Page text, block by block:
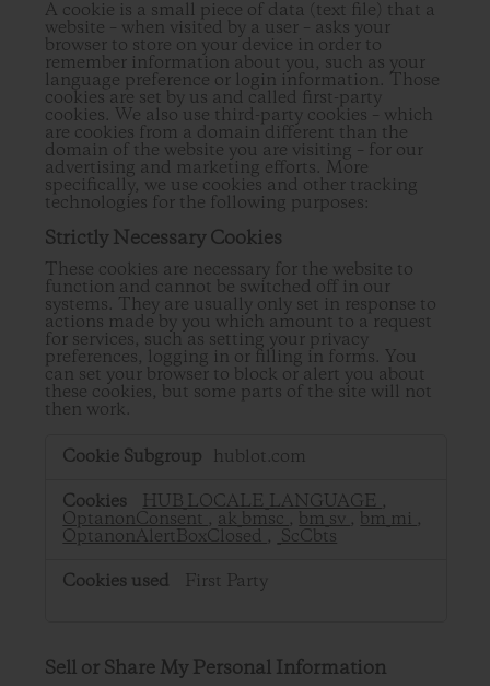
A cookie is a small piece of data (text file) that a
website – when visited by a user – asks your
browser to store on your device in order to
remember information about you, such as your
language preference or login information. Those
cookies are set by us and called first-party
cookies. We also use third-party cookies – which
are cookies from a domain different than the
domain of the website you are visiting – for our
advertising and marketing efforts. More
specifically, we use cookies and other tracking
technologies for the following purposes:
Strictly Necessary Cookies
These cookies are necessary for the website to
function and cannot be switched off in our
systems. They are usually only set in response to
actions made by you which amount to a request
for services, such as setting your privacy
preferences, logging in or filling in forms. You
can set your browser to block or alert you about
these cookies, but some parts of the site will not
then work.
Strictly
Necessary
hublot.com
HUB_LOCALE_LANGUAGE ,
OptanonConsent , ak_bmsc , bm_sv , bm_mi ,
OptanonAlertBoxClosed , _ScCbts
First Party
Sell or Share My Personal Information